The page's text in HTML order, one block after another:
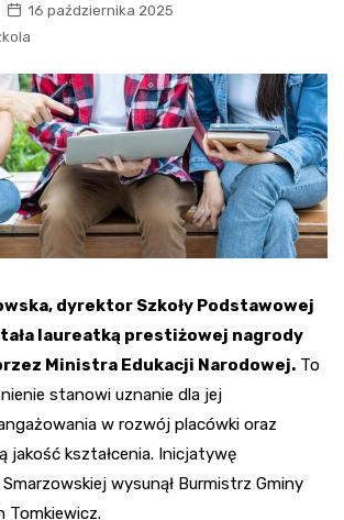
16 października 2025
dyrektor Szkoły Podstawowej
laureatką prestiżowej nagrody
Ministra Edukacji Narodowej. To
stanowi uznanie dla jej
w rozwój placówki oraz
jakość kształcenia. Inicjatywę
wysunął Burmistrz Gminy
Tomkiewicz.